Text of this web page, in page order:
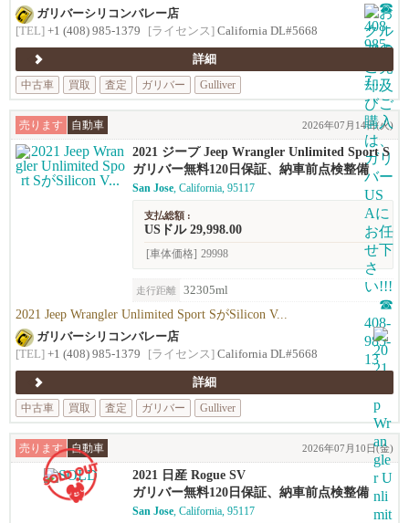
ガリバーシリコンバレー店
[TEL] +1 (408) 985-1379 [ライセンス] California DL#5668
詳細
中古車
買取 査定 ガリバー Gulliver
売ります 自動車 2026年07月14日(火)
2021 ジープ Jeep Wrangler Unlimited Sport S
ガリバー無料120日保証、納車前点検整備
San Jose, California, 95117
支払総額 :
USドル 29,998.00
[車体価格] 29998
走行距離 32305ml
2021 Jeep Wrangler Unlimited Sport SがSilicon V...
ガリバーシリコンバレー店
[TEL] +1 (408) 985-1379 [ライセンス] California DL#5668
詳細
中古車
買取 査定 ガリバー Gulliver
売ります 自動車 2026年07月10日(金)
2021 日産 Rogue SV
ガリバー無料120日保証、納車前点検整備
San Jose, California, 95117